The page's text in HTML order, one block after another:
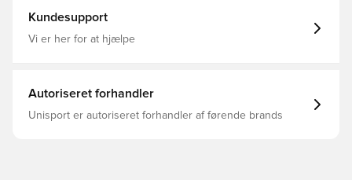
Blend Is At Least 10% Recycled Fibers Or At Least 10%
Organic Cotton Fibers.
Kundesupport
Vi er her for at hjælpe
Autoriseret forhandler
Unisport er autoriseret forhandler af førende brands